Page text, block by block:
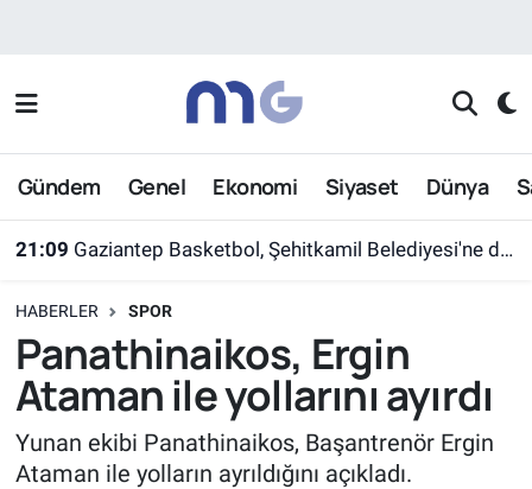
Gündem Genel Ekonomi Siyaset Dünya
21:09 Gaziantep Basketbol, Şehitkamil Belediyesi'ne devredildi
HABERLER SPOR
Panathinaikos, Ergin
Ataman ile yollarını ayırdı
Yunan ekibi Panathinaikos, Başantrenör Ergin
Ataman ile yolların ayrıldığını açıkladı.
Nöbetçi Eczaneler
Hava Durumu
Süper Lig Puan Durumu ve Fikstür
Tüm Manşetler
Son Dakika Haberleri